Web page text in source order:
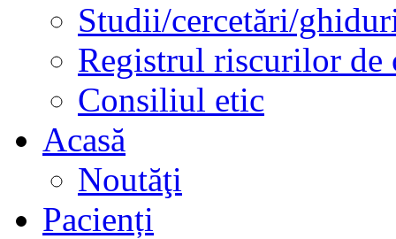
Studii/cercetări/
Registrul riscurilor de
Consiliul etic
Acasă
Noutăţi
Pacienți